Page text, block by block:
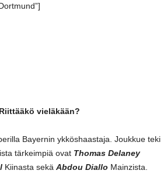
Riittääkö vieläkään?
Bayernin ykköshaastaja. Joukkue teki
tärkeimpiä ovat Thomas Delaney
Kiinasta sekä Abdou Diallo Mainzista.